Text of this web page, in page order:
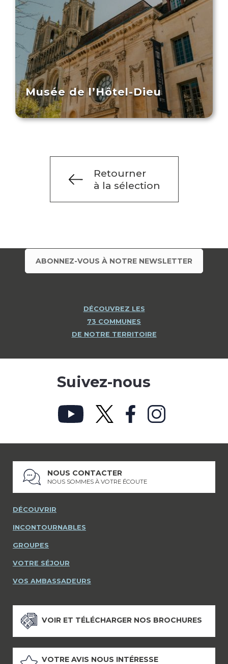
Musée de l’Hôtel-Dieu
Retourner
à la sélection
ABONNEZ-VOUS À NOTRE NEWSLETTER
DÉCOUVREZ LES
73 COMMUNES
DE NOTRE TERRITOIRE
Suivez-nous
NOUS CONTACTER
NOUS SOMMES À VOTRE ÉCOUTE
DÉCOUVRIR
INCONTOURNABLES
GROUPES
VOTRE SÉJOUR
VOS AMBASSADEURS
VOIR ET TÉLÉCHARGER NOS BROCHURES
VOTRE AVIS NOUS INTÉRESSE